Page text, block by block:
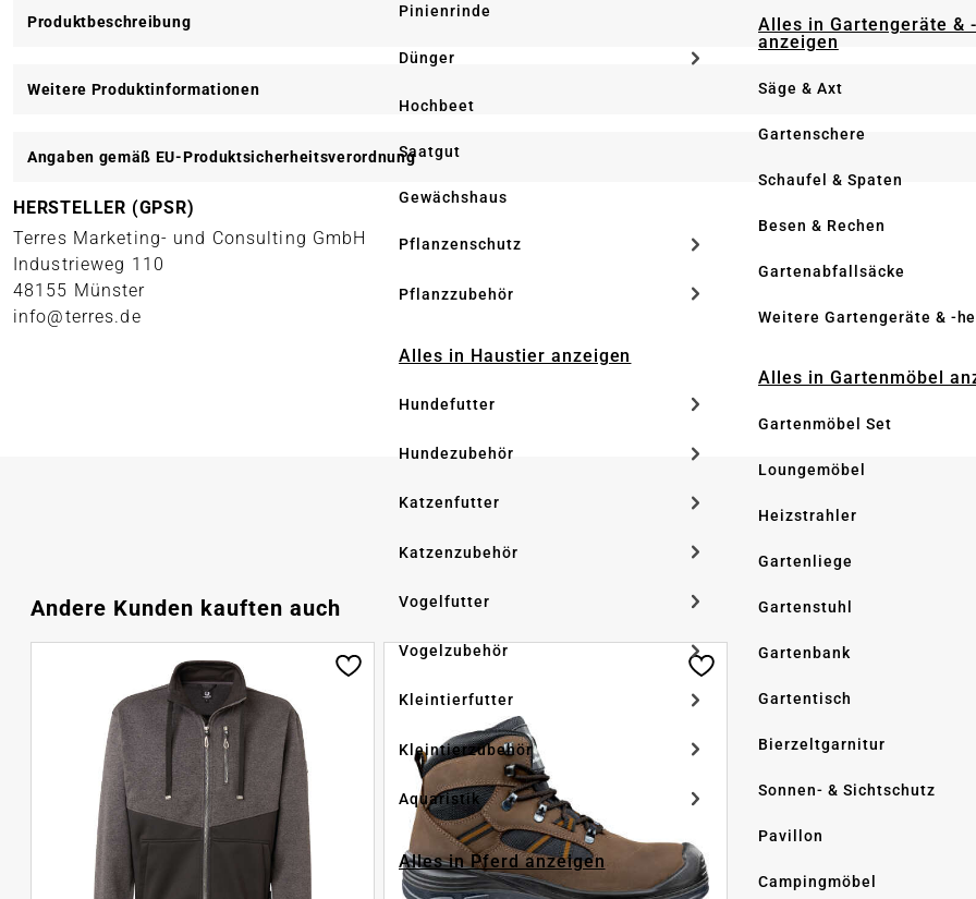
Pinienrinde
Dünger
Hochbeet
Saatgut
Gewächshaus
Pflanzenschutz
Pflanzzubehör
Alles in Haustier anzeigen
Hundefutter
Hundezubehör
Katzenfutter
Katzenzubehör
Vogelfutter
Vogelzubehör
Kleintierfutter
Kleintierzubehör
Aquaristik
Alles in Pferd anzeigen
Alles in Gartengeräte &
anzeigen
Säge & Axt
Gartenschere
Schaufel & Spaten
Besen & Rechen
Gartenabfallsäcke
Weitere Gartengeräte & -
Alles in Gartenmöbel
Gartenmöbel Set
Loungemöbel
Heizstrahler
Gartenliege
Gartenstuhl
Gartenbank
Gartentisch
Bierzeltgarnitur
Sonnen- & Sichtschutz
Pavillon
Campingmöbel
Produktbeschreibung
Weitere Produktinformationen
Angaben gemäß EU-Produktsicherheitsverordnung
HERSTELLER (GPSR)
Terres Marketing- und Consulting GmbH
Industrieweg 110
48155 Münster
info@terres.de
Produktgalerie überspringen
Andere Kunden kauften auch